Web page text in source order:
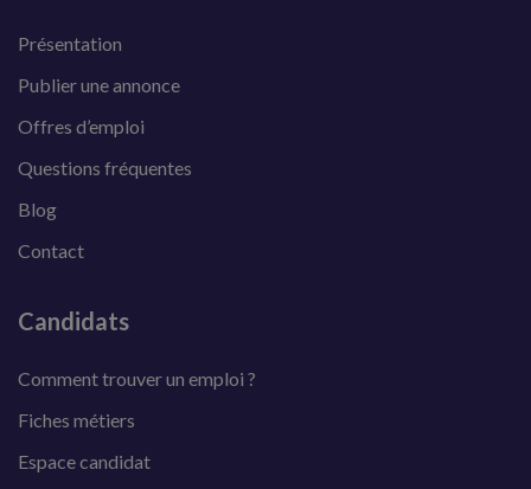
Présentation
Publier une annonce
Offres d’emploi
Questions fréquentes
Blog
Contact
Candidats
Comment trouver un emploi ?
Fiches métiers
Espace candidat